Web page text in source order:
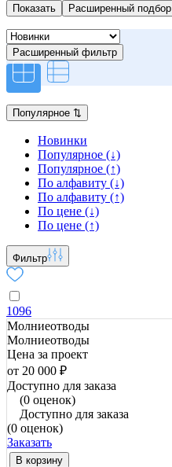
Расширенный подбор
Расширенный фильтр
Популярное ⇅
Новинки
Популярное (↓)
Популярное (↑)
По алфавиту (↓)
По алфавиту (↑)
По цене (↓)
По цене (↑)
Фильтр
1096
Молниеотводы
Молниеотводы
Цена за проект
от 20 000 ₽
Доступно для заказа
(0 оценок)
Доступно для заказа
(0 оценок)
Заказать
В корзину